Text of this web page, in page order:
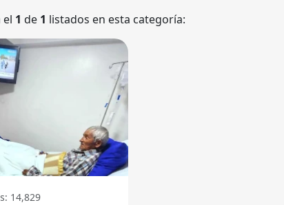
el 1 de 1 listados en esta categoría:
14,829